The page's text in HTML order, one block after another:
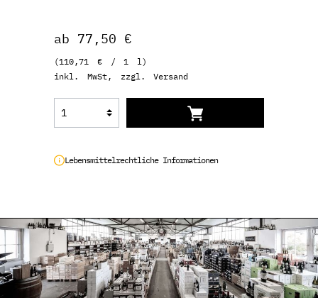
ab 77,50 €
(110,71 € / 1 l)
inkl. MwSt, zzgl. Versand
Lebensmittelrechtliche Informationen